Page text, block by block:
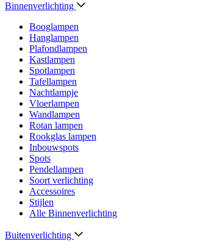
Binnenverlichting
Booglampen
Hanglampen
Plafondlampen
Kastlampen
Spotlampen
Tafellampen
Nachtlampje
Vloerlampen
Wandlampen
Rotan lampen
Rookglas lampen
Inbouwspots
Spots
Pendellampen
Soort verlichting
Accessoires
Stijlen
Alle Binnenverlichting
Buitenverlichting